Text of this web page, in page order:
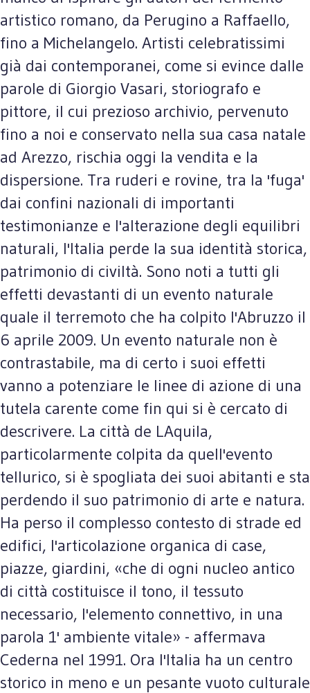
artistico romano, da Perugino a Raffaello,
fino a Michelangelo. Artisti celebratissimi
già dai contemporanei, come si evince dalle
parole di Giorgio Vasari, storiografo e
pittore, il cui prezioso archivio, pervenuto
fino a noi e conservato nella sua casa natale
ad Arezzo, rischia oggi la vendita e la
dispersione. Tra ruderi e rovine, tra la 'fuga'
dai confini nazionali di importanti
testimonianze e l'alterazione degli equilibri
naturali, l'Italia perde la sua identità storica,
patrimonio di civiltà. Sono noti a tutti gli
effetti devastanti di un evento naturale
quale il terremoto che ha colpito l'Abruzzo il
6 aprile 2009. Un evento naturale non è
contrastabile, ma di certo i suoi effetti
vanno a potenziare le linee di azione di una
tutela carente come fin qui si è cercato di
descrivere. La città de LAquila,
particolarmente colpita da quell'evento
tellurico, si è spogliata dei suoi abitanti e sta
perdendo il suo patrimonio di arte e natura.
Ha perso il complesso contesto di strade ed
edifici, l'articolazione organica di case,
piazze, giardini, «che di ogni nucleo antico
di città costituisce il tono, il tessuto
necessario, l'elemento connettivo, in una
parola 1' ambiente vitale» - affermava
Cederna nel 1991. Ora l'Italia ha un centro
storico in meno e un pesante vuoto culturale